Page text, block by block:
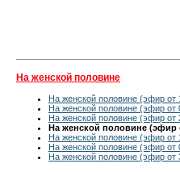
На женской половине
На женской половине (эфир от
На женской половине (эфир от
На женской половине (эфир от
На женской половине (эфир
На женской половине (эфир от
На женской половине (эфир от
На женской половине (эфир от